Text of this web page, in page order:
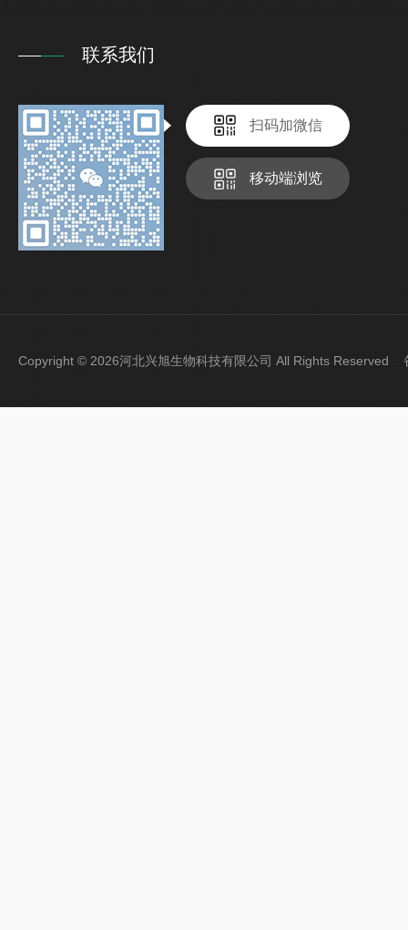
联系我们
扫码加微信
移动端浏览
Copyright © 2026河北兴旭生物科技有限公司 All Rights Reserved